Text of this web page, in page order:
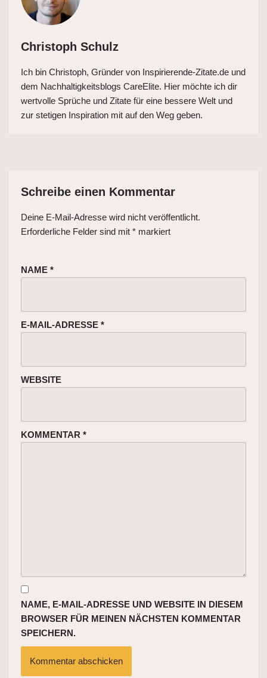
Christoph Schulz
Ich bin Christoph, Gründer von Inspirierende-Zitate.de und
dem Nachhaltigkeitsblogs CareElite. Hier möchte ich dir
wertvolle Sprüche und Zitate für eine bessere Welt und
zur stetigen Inspiration mit auf den Weg geben.
Schreibe einen Kommentar
Deine E-Mail-Adresse wird nicht veröffentlicht.
Erforderliche Felder sind mit * markiert
NAME *
E-MAIL-ADRESSE *
WEBSITE
KOMMENTAR *
NAME, E-MAIL-ADRESSE UND WEBSITE IN DIESEM
BROWSER FÜR MEINEN NÄCHSTEN KOMMENTAR
SPEICHERN.